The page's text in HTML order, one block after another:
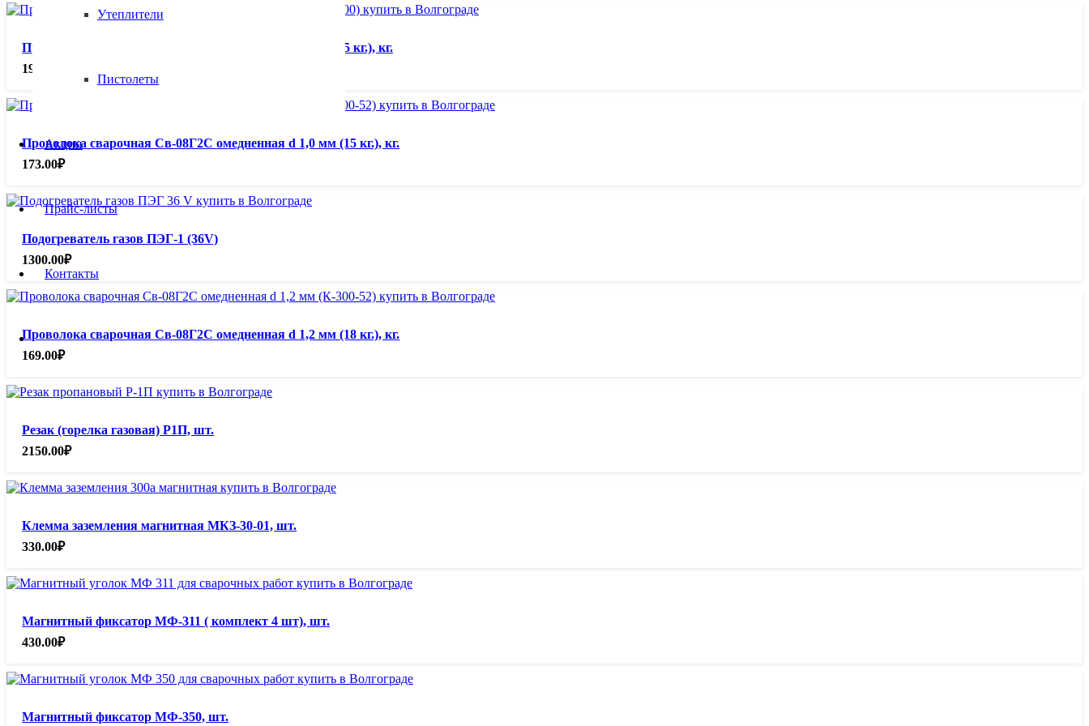
Утеплители
Пистолеты
Акции
Прайс-листы
Контакты
Проволока сварочная Св-08Г2С омедненная d 0,8 мм (5 кг.), кг.
197.00
Проволока сварочная Св-08Г2С омедненная d 1,0 мм (15 кг.), кг.
173.00₽
Подогреватель газов ПЭГ-1 (36V)
1300.00₽
Проволока сварочная Св-08Г2С омедненная d 1,2 мм (18 кг.), кг.
169.00₽
Резак (горелка газовая) Р1П, шт.
2150.00₽
Клемма заземления магнитная МКЗ-30-01, шт.
330.00₽
Магнитный фиксатор МФ-311 ( комплект 4 шт), шт.
430.00₽
Магнитный фиксатор МФ-350, шт.